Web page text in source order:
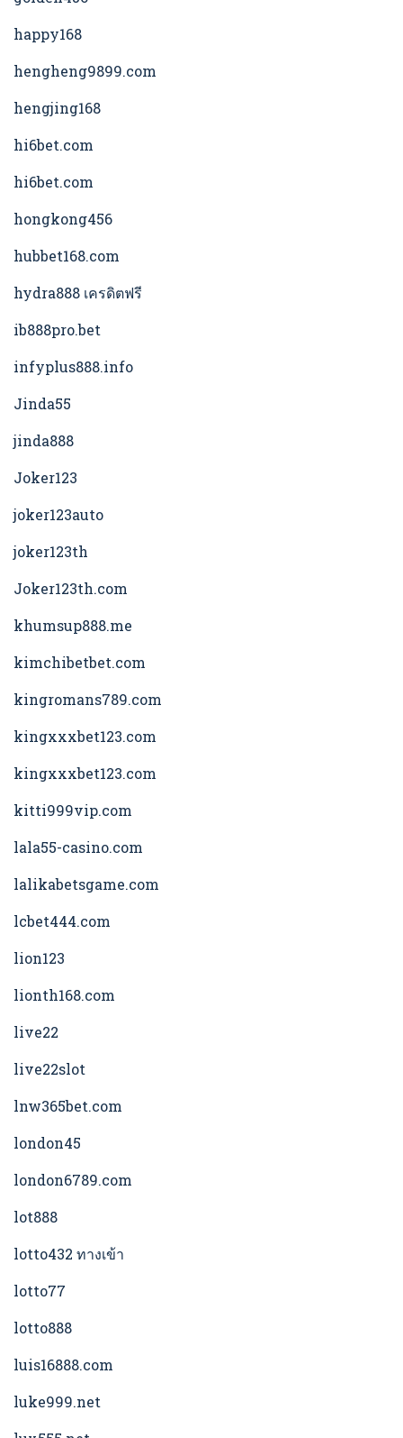
happy168
hengheng9899.com
hengjing168
hi6bet.com
hi6bet.com
hongkong456
hubbet168.com
hydra888 เครดิตฟรี
ib888pro.bet
infyplus888.info
Jinda55
jinda888
Joker123
joker123auto
joker123th
Joker123th.com
khumsup888.me
kimchibetbet.com
kingromans789.com
kingxxxbet123.com
kingxxxbet123.com
kitti999vip.com
lala55-casino.com
lalikabetsgame.com
lcbet444.com
lion123
lionth168.com
live22
live22slot
lnw365bet.com
london45
london6789.com
lot888
lotto432 ทางเข้า
lotto77
lotto888
luis16888.com
luke999.net